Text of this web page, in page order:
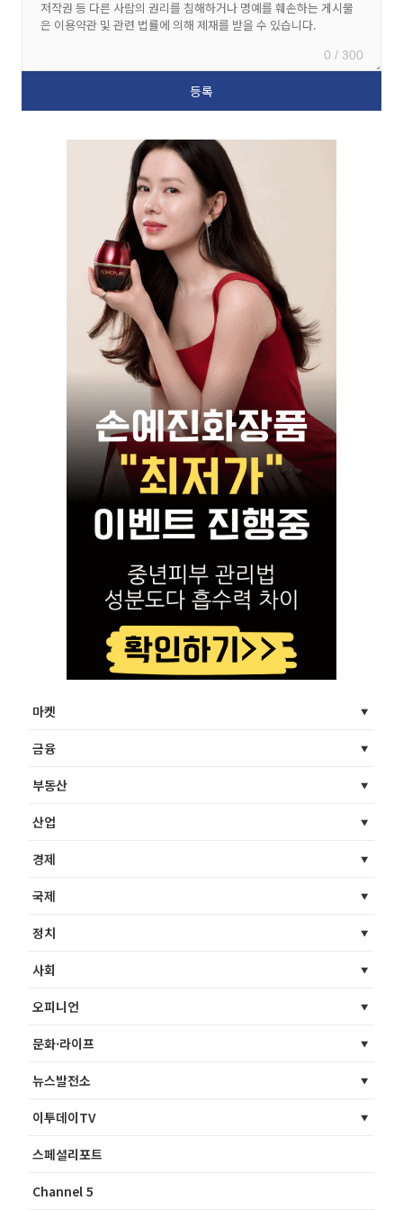
0 / 300
마켓
금융
부동산
산업
경제
국제
정치
사회
오피니언
문화·라이프
뉴스발전소
이투데이TV
스페셜리포트
Channel 5